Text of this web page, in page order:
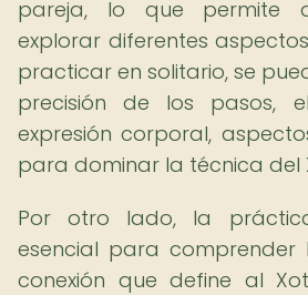
pareja, lo que permite
explorar diferentes
practicar en solitario, se
precisión de los pasos,
expresión corporal,
para dominar la técnica del
Por otro lado, la
esencial para
conexión que define al